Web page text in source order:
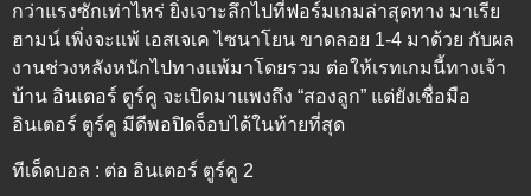
กว่าแรงซักเท่าไหร่ ยิ่งเจาะลึกไปที่ฟอร์มเกมล่าสุดทาง มาเรีย
ฮามน์ เพิ่งจะแพ้ เอสเจเค ไซนาโยน ขาดลอย 1-4 มาด้วย กับผล
งานช่วงหลังหนักไปทางแพ้มาโดยรวม ต่อให้เรทเกมนี้ทางเจ้า
บ้าน อินเตอร์ ตูร์คู จะเปิดมาแพงถึง “สองลูก” แต่ยังเชื่อมือ
อินเตอร์ ตูร์คู มีดีพอปิดจ็อบได้ในท้ายที่สุด
ทีเด็ดบอล : ต่อ อินเตอร์ ตูร์คู 2